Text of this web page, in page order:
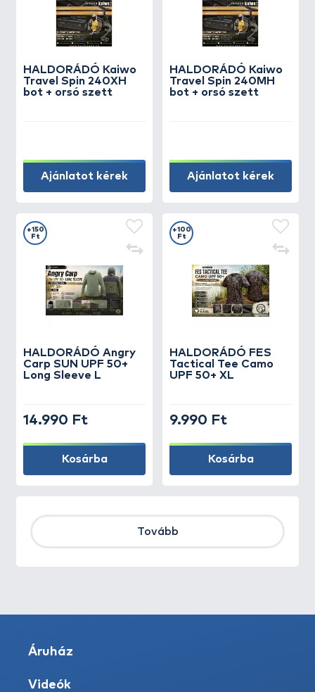
HALDORÁDÓ Kaiwo
Travel Spin 240XH
bot + orsó szett
Ajánlatot kérek
HALDORÁDÓ Kaiwo
Travel Spin 240MH
bot + orsó szett
Ajánlatot kérek
HALDORÁDÓ Angry
Carp SUN UPF 50+
Long Sleeve L
+150
Ft
14.990 Ft
Kosárba
HALDORÁDÓ FES
Tactical Tee Camo
UPF 50+ XL
+100
Ft
9.990 Ft
Kosárba
Tovább
Áruház
Videók